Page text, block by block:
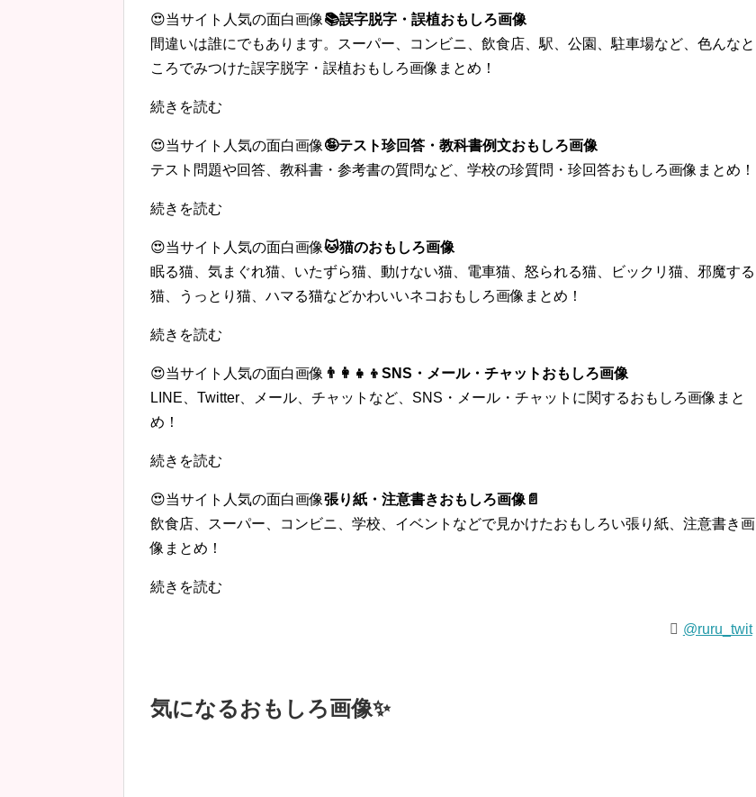
😍当サイト人気の面白画像📚誤字脱字・誤植おもしろ画像
間違いは誰にでもあります。スーパー、コンビニ、飲食店、駅、公園、駐車場など、色んなと
ころでみつけた誤字脱字・誤植おもしろ画像まとめ！
続きを読む
😍当サイト人気の面白画像🤪テスト珍回答・教科書例文おもしろ画像
テスト問題や回答、教科書・参考書の質問など、学校の珍質問・珍回答おもしろ画像まとめ！
続きを読む
😍当サイト人気の面白画像🐱猫のおもしろ画像
眠る猫、気まぐれ猫、いたずら猫、動けない猫、電車猫、怒られる猫、ビックリ猫、邪魔する
猫、うっとり猫、ハマる猫などかわいいネコおもしろ画像まとめ！
続きを読む
😍当サイト人気の面白画像 👨‍👩‍👧‍👦SNS・メール・チャットおもしろ画像
LINE、Twitter、メール、チャットなど、SNS・メール・チャットに関するおもしろ画像まと
め！
続きを読む
😍当サイト人気の面白画像張り紙・注意書きおもしろ画像📄
飲食店、スーパー、コンビニ、学校、イベントなどで見かけたおもしろい張り紙、注意書き画
像まとめ！
続きを読む
@ruru_twit
気になるおもしろ画像✨